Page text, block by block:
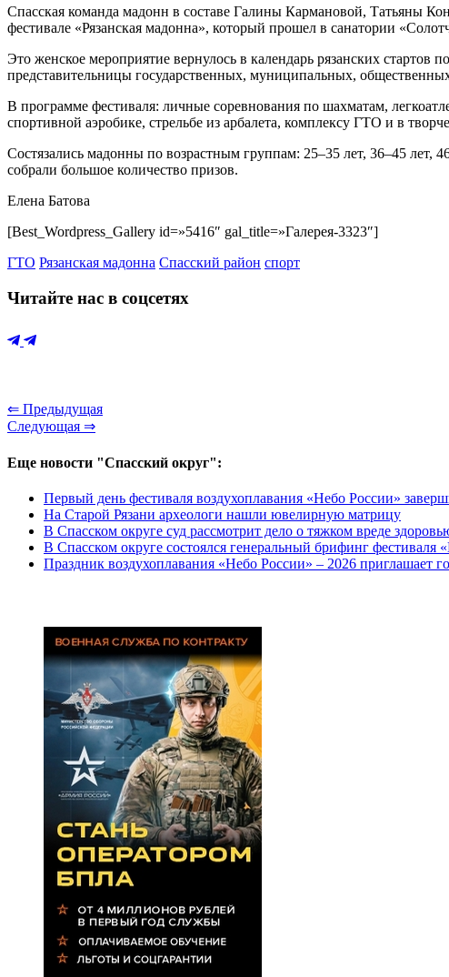
Спасская команда мадонн в составе Галины Кармановой, Татьяны
фестивале «Рязанская мадонна», который прошел в санатории
Это женское мероприятие вернулось в календарь рязанских
представительницы государственных, муниципальных,
В программе фестиваля: личные соревнования по шахматам,
спортивной аэробике, стрельбе из арбалета, комплексу ГТО и в
Состязались мадонны по возрастным группам: 25–35 лет, 36–45 лет,
собрали большое количество призов.
Елена Батова
[Best_Wordpress_Gallery id=»5416″ gal_title=»Галерея-3323″]
ГТО Рязанская мадонна Спасский район спорт
Читайте нас в соцсетях
⇐ Предыдущая
Следующая ⇒
Еще новости "Спасский округ":
Первый день фестиваля воздухоплавания «Небо России»
На Старой Рязани археологи нашли ювелирную матрицу
В Спасском округе суд рассмотрит дело о тяжком вреде
В Спасском округе состоялся генеральный брифинг фестиваля
Праздник воздухоплавания «Небо России» – 2026 приглашает